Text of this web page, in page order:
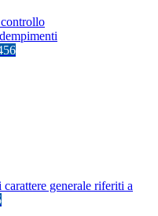
generale riferiti a